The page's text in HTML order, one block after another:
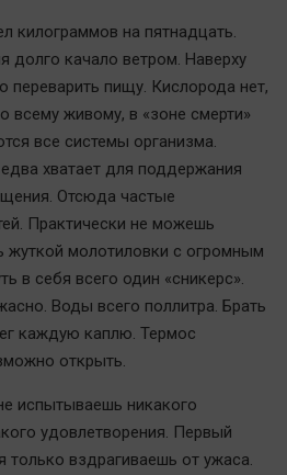
килограммов на пятнадцать.
долго качало ветром. Наверху
переварить пищу. Кислорода нет,
всему живому, в «зоне смерти»
все системы организма.
хватает для поддержания
Отсюда частые
Практически не можешь
жуткой молотиловки с огромным
в себя всего один «сникерс».
Воды всего поллитра. Брать
каждую каплю. Термос
открыть.
испытываешь никакого
удовлетворения. Первый
только вздрагиваешь от ужаса.